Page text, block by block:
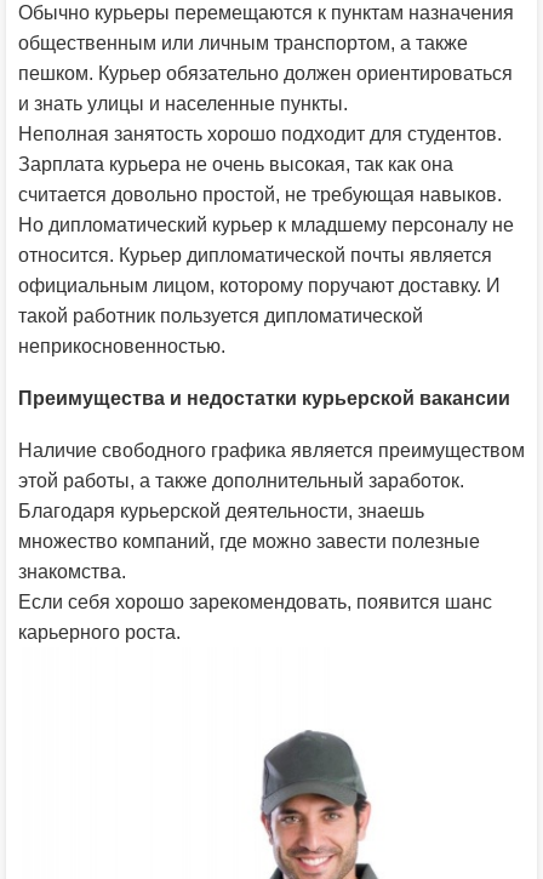
Обычно курьеры перемещаются к пунктам назначения
общественным или личным транспортом, а также
пешком. Курьер обязательно должен ориентироваться
и знать улицы и населенные пункты.
Неполная занятость хорошо подходит для студентов.
Зарплата курьера не очень высокая, так как она
считается довольно простой, не требующая навыков.
Но дипломатический курьер к младшему персоналу не
относится. Курьер дипломатической почты является
официальным лицом, которому поручают доставку. И
такой работник пользуется дипломатической
неприкосновенностью.
Преимущества и недостатки курьерской вакансии
Наличие свободного графика является преимуществом
этой работы, а также дополнительный заработок.
Благодаря курьерской деятельности, знаешь
множество компаний, где можно завести полезные
знакомства.
Если себя хорошо зарекомендовать, появится шанс
карьерного роста.